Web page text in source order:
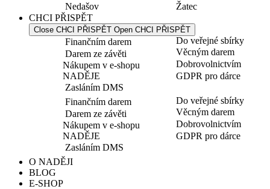
Nedašov
Žatec
CHCI PŘISPĚT
Close CHCI PŘISPĚT Open CHCI PŘISPĚT
Finančním darem
Darem ze závěti
Nákupem v e-shopu
NADĚJE
Zasláním DMS
Do veřejné sbírky
Věcným darem
Dobrovolnictvím
GDPR pro dárce
Finančním darem
Darem ze závěti
Nákupem v e-shopu
NADĚJE
Zasláním DMS
Do veřejné sbírky
Věcným darem
Dobrovolnictvím
GDPR pro dárce
O NADĚJI
BLOG
E-SHOP